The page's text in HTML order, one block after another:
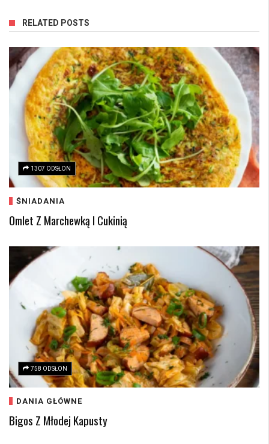
RELATED POSTS
1307 ODSŁON
ŚNIADANIA
Omlet Z Marchewką I Cukinią
758 ODSŁON
DANIA GŁÓWNE
Bigos Z Młodej Kapusty